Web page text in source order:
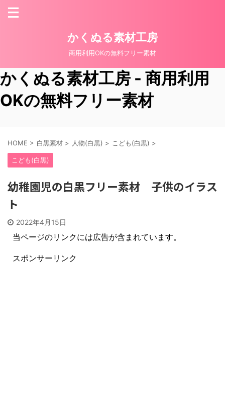
かくぬる素材工房
商用利用OKの無料フリー素材
かくぬる素材工房 - 商用利用
OKの無料フリー素材
HOME > 白黒素材 > 人物(白黒) > こども(白黒) >
こども(白黒)
幼稚園児の白黒フリー素材 子供のイラス
ト
2022年4月15日
当ページのリンクには広告が含まれています。
スポンサーリンク